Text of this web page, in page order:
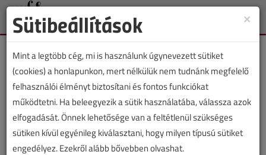
Toggle
Lapszám:
TARTALOM
×
Sütibeállítások
Mint a legtöbb cég, mi is használunk úgynevezett sütiket
(cookies) a honlapunkon, mert nélkülük nem tudnánk megfelelő
felhasználói élményt biztosítani és fontos funkciókat
működtetni. Ha beleegyezik a sütik használatába, válassza azok
elfogadását. Önnek lehetősége van a feltétlenül szükséges
sütiken kívül egyénileg kiválasztani, hogy milyen típusú sütiket
engedélyez. Ezekről alább bővebben olvashat.